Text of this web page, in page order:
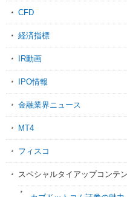
CFD
経済指標
IR動画
IPO情報
金融業界ニュース
MT4
フィスコ
スペシャルタイアップコンテ